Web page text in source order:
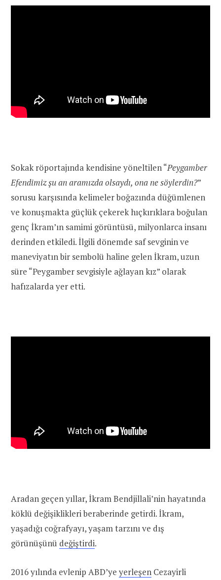
Sokak röportajında kendisine yöneltilen “Peygamber
Efendimiz şu an aramızda olsaydı, ona ne söylerdin?”
sorusu karşısında kelimeler boğazında düğümlenen
ve konuşmakta güçlük çekerek hıçkırıklara boğulan
genç İkram’ın samimi görüntüsü, milyonlarca insanı
derinden etkiledi. İlgili dönemde saf sevginin ve
maneviyatın bir sembolü haline gelen İkram, uzun
süre “Peygamber sevgisiyle ağlayan kız” olarak
hafızalarda yer etti.
Aradan geçen yıllar, İkram Bendjillali’nin hayatında
köklü değişiklikleri beraberinde getirdi. İkram,
yaşadığı coğrafyayı, yaşam tarzını ve dış
görünüşünü değiştirdi.
2016 yılında evlenip ABD’ye yerleşen Cezayirli